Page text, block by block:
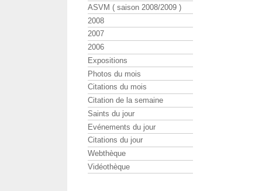
ASVM ( saison 2008/2009 )
2008
2007
2006
Expositions
Photos du mois
Citations du mois
Citation de la semaine
Saints du jour
Evénements du jour
Citations du jour
Webthèque
Vidéothèque